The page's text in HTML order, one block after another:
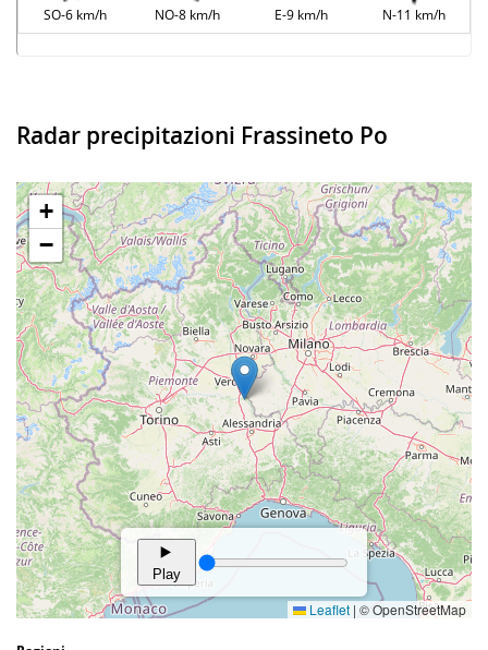
SO-6 km/h NO-8 km/h E-9 km/h N-11 km/h
Radar precipitazioni Frassineto Po